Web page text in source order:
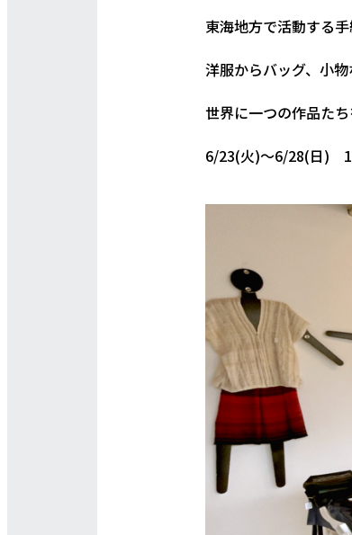
東海地方で活動する
洋服からバッグ、小物
世界に一つの作品たち
6/23(火)～6/28(日)